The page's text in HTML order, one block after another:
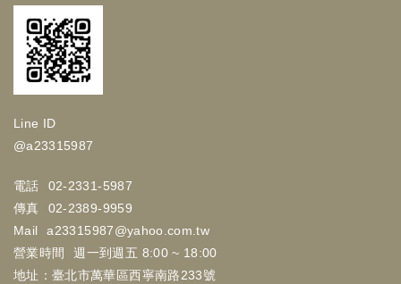
Line ID
@a23315987
電話
02-2331-5987
傳真
02-2389-9959
Mail
a23315987@yahoo.com.tw
營業時間
週一到週五 8:00 ~ 18:00
地址：臺北市萬華區西寧南路233號